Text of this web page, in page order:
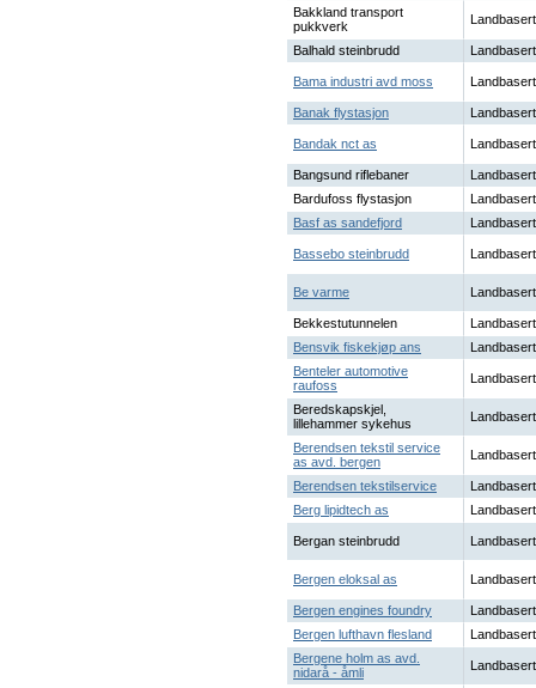
Bakkland transport
pukkverk
Landbasert
Balhald steinbrudd Landbasert
Bama industri avd moss Landbasert
Banak flystasjon Landbasert
Bandak nct as Landbasert
Bangsund riflebaner
Landbasert
Bardufoss flystasjon
Landbasert
Basf as sandefjord
Landbasert
Bassebo steinbrudd Landbasert
Be varme Landbasert
Bekkestutunnelen
Landbasert
Bensvik fiskekjøp ans
Landbasert
Benteler automotive
raufoss
Landbasert
Beredskapskjel,
lillehammer sykehus
Landbasert
Berendsen tekstil service
as avd. bergen
Landbasert
Berendsen tekstilservice
Landbasert
Berg lipidtech as
Landbasert
Bergan steinbrudd Landbasert
Bergen eloksal as Landbasert
Bergen engines foundry
Landbasert
Bergen lufthavn flesland
Landbasert
Bergene holm as avd.
nidarå - åmli
Landbasert